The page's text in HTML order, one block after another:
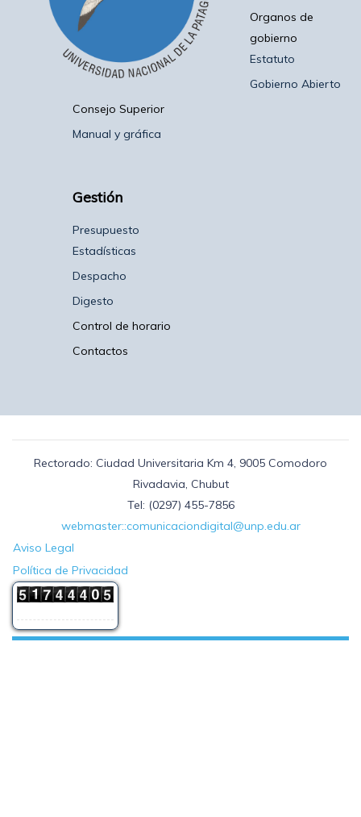
Organos de
gobierno
Estatuto
Gobierno Abierto
Consejo Superior
Manual y gráfica
Gestión
Presupuesto
Estadísticas
Despacho
Digesto
Control de horario
Contactos
Rectorado: Ciudad Universitaria Km 4, 9005 Comodoro
Rivadavia, Chubut
Tel: (0297) 455-7856
webmaster::comunicaciondigital@unp.edu.ar
Aviso Legal
Política de Privacidad